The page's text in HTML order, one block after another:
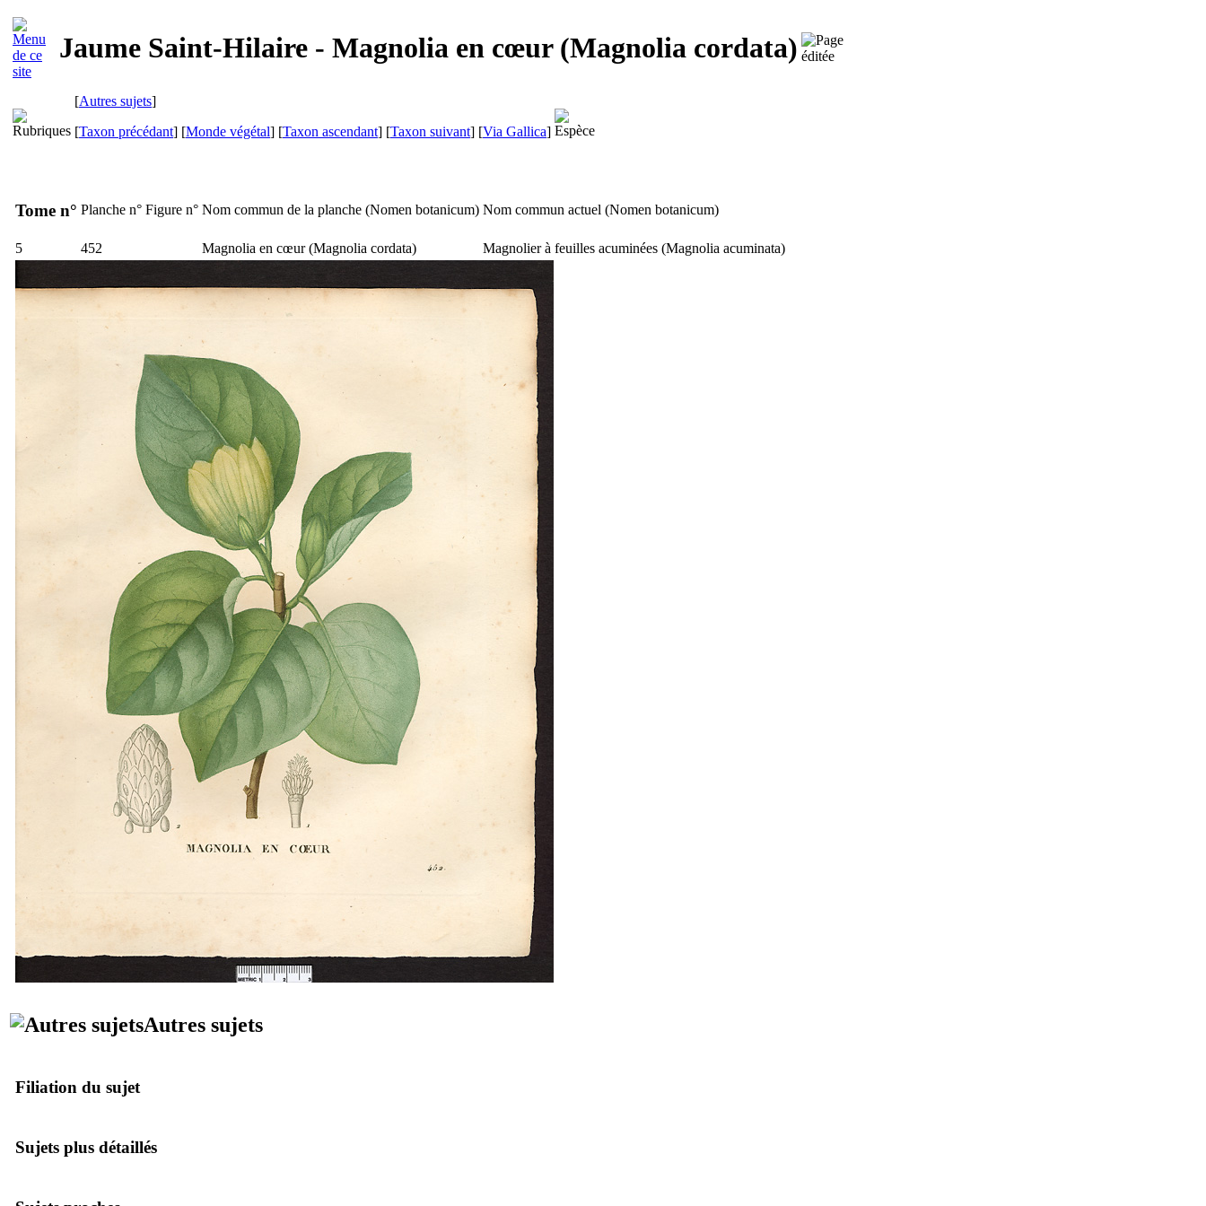
Jaume Saint-Hilaire - Magnolia en cœur (Magnolia cordata)
[Autres sujets]
[Taxon précédant] [Monde végétal] [Taxon ascendant] [Taxon suivant] [Via Gallica]
Tome n° Planche n° Figure n° Nom commun de la planche (Nomen botanicum) Nom commun actuel (Nomen botanicum)
5 452 Magnolia en cœur (Magnolia cordata) Magnolier à feuilles acuminées (Magnolia acuminata)
Autres sujets
Filiation du sujet
Sujets plus détaillés